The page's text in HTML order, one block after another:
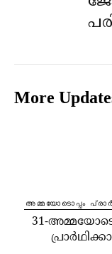
More
⁠അമ്മയോടൊപ്പം
31-